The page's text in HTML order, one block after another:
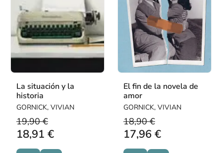
La situación y la
historia
GORNICK, VIVIAN
19,90 €
18,91 €
El fin de la novela de
amor
GORNICK, VIVIAN
18,90 €
17,96 €